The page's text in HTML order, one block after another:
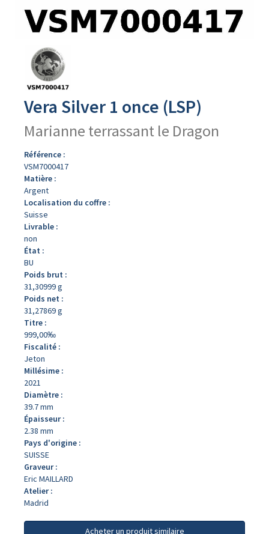
produit
Vera Silver 1 once (LSP)
Marianne terrassant le Dragon
Référence :
VSM7000417
Matière :
Argent
Localisation du coffre :
Suisse
Livrable :
non
État :
BU
Poids brut :
31,30999 g
Poids net :
31,27869 g
Titre :
999,00‰
Fiscalité :
Jeton
Millésime :
2021
Diamètre :
39.7 mm
Épaisseur :
2.38 mm
Pays d'origine :
SUISSE
Graveur :
Eric MAILLARD
Atelier :
Madrid
Acheter un produit similaire